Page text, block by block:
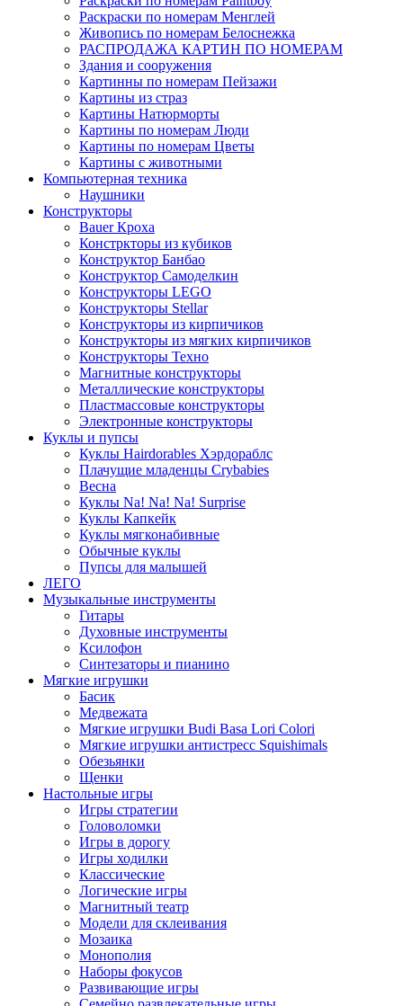
Раскраски по номерам Менглей
Живопись по номерам Белоснежка
РАСПРОДАЖА КАРТИН ПО НОМЕРАМ
Здания и сооружения
Картинны по номерам Пейзажи
Картины из страз
Картины Натюрморты
Картины по номерам Люди
Картины по номерам Цветы
Картины с животными
Компьютерная техника
Наушники
Конструкторы
Bauer Кроха
Констркторы из кубиков
Конструктор Банбао
Конструктор Самоделкин
Конструкторы LEGO
Конструкторы Stellar
Конструкторы из кирпичиков
Конструкторы из мягких кирпичиков
Конструкторы Техно
Магнитные конструкторы
Металлические конструкторы
Пластмассовые конструкторы
Электронные конструкторы
Куклы и пупсы
Куклы Hairdorables Хэрдораблс
Плачущие младенцы Crybabies
Весна
Куклы Na! Na! Na! Surprise
Куклы Капкейк
Куклы мягконабивные
Обычные куклы
Пупсы для малышей
ЛЕГО
Музыкальные инструменты
Гитары
Духовные инструменты
Ксилофон
Синтезаторы и пианино
Мягкие игрушки
Басик
Медвежата
Мягкие игрушки Budi Basa Lori Colori
Мягкие игрушки антистресс Squishimals
Обезьянки
Щенки
Настольные игры
Игры стратегии
Головоломки
Игры в дорогу
Игры ходилки
Классические
Логические игры
Магнитный театр
Модели для склеивания
Мозаика
Монополия
Наборы фокусов
Развивающие игры